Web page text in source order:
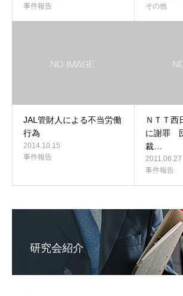
事件報告
その他
JAL管財人による不当労働
行為
2014.10.15
事件報告
ＮＴＴ西
に謝罪
裁…
2011.06.27
事件報告
研究会紹介